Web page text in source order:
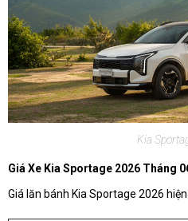
Kia
Giá Xe Kia Sportage 2026 Tháng
Giá lăn bánh Kia Sportage 2026